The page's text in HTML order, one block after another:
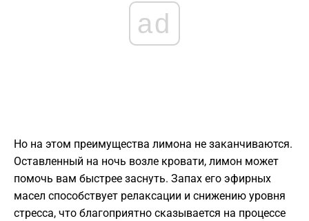
ad
Но на этом преимущества лимона не заканчиваются.
Оставленный на ночь возле кровати, лимон может
помочь вам быстрее заснуть. Запах его эфирных
масел способствует релаксации и снижению уровня
стресса, что благоприятно сказывается на процессе